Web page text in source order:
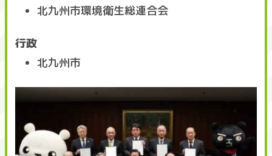
北九州市環境衛生総連合会
行政
北九州市